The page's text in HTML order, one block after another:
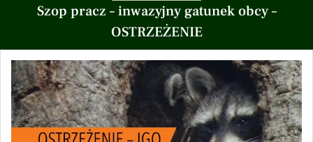
Szop pracz – inwazyjny gatunek obcy –
OSTRZEŻENIE